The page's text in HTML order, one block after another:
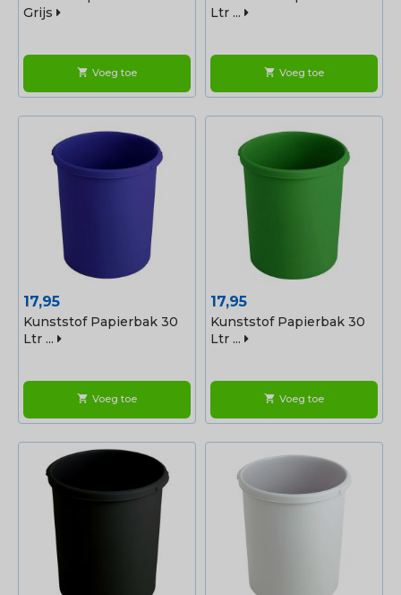
Grijs
shopping_cart Voeg toe
Ltr ...
shopping_cart Voeg toe
Prijs
17,95
Kunststof Papierbak 30
Ltr ...
shopping_cart Voeg toe
Prijs
17,95
Kunststof Papierbak 30
Ltr ...
shopping_cart Voeg toe